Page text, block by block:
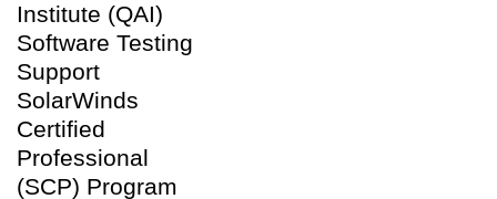
Institute (QAI)
Software Testing
Support
SolarWinds
Certified
Professional
(SCP) Program